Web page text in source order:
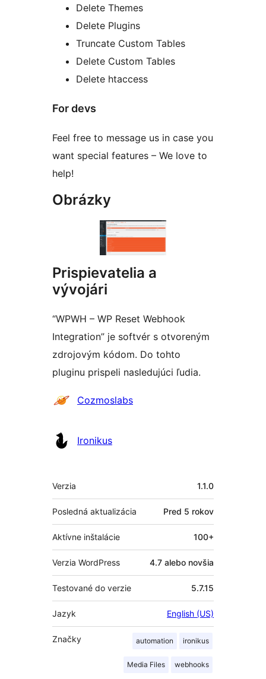
Delete Themes
Delete Plugins
Truncate Custom Tables
Delete Custom Tables
Delete htaccess
For devs
Feel free to message us in case you
want special features – We love to
help!
Obrázky
Prispievatelia a
vývojári
“WPWH – WP Reset Webhook
Integration” je softvér s otvoreným
zdrojovým kódom. Do tohto
pluginu prispeli nasledujúci ľudia.
Prispievatelia
Cozmoslabs
Ironikus
Meta
Verzia 1.1.0
Posledná aktualizácia Pred 5 rokov
Aktívne inštalácie 100+
Verzia WordPress 4.7 alebo novšia
Testované do verzie 5.7.15
Jazyk English (US)
Značky automation ironikus
Media Files webhooks